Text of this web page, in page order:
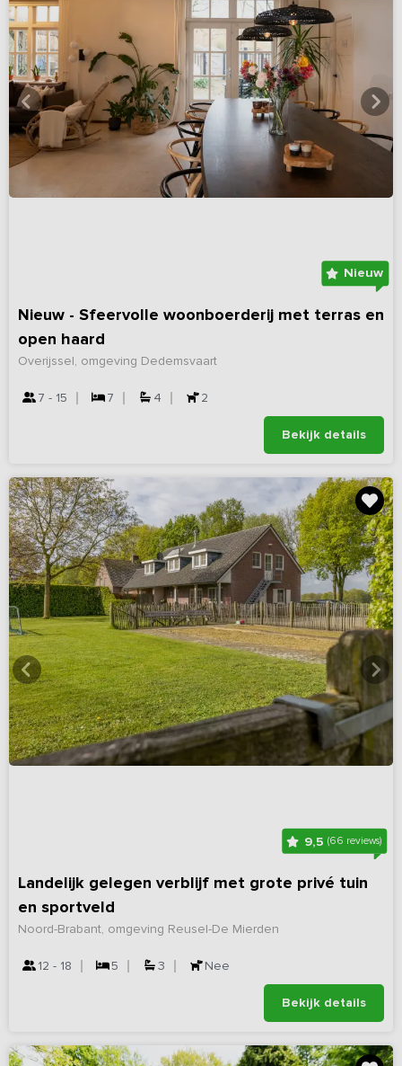
Nieuw
Nieuw - Sfeervolle woonboerderij met terras en
open haard
Overijssel, omgeving Dedemsvaart
7 - 15 7 4 2
Bekijk details
9,5 (66 reviews)
Landelijk gelegen verblijf met grote privé tuin
en sportveld
Noord-Brabant, omgeving Reusel-De Mierden
12 - 18 5 3 Nee
Bekijk details